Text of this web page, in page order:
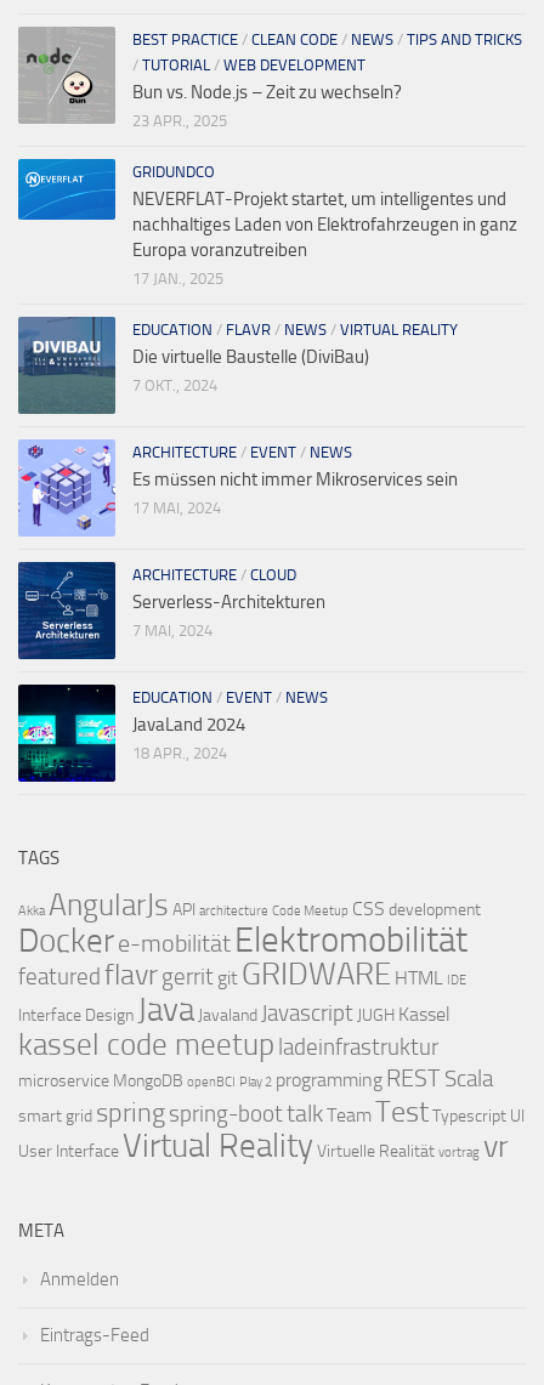
BEST PRACTICE / CLEAN CODE / NEWS / TIPS AND TRICKS
/ TUTORIAL / WEB DEVELOPMENT
Bun vs. Node.js – Zeit zu wechseln?
23 APR., 2025
GRIDUNDCO
NEVERFLAT-Projekt startet, um intelligentes und
nachhaltiges Laden von Elektrofahrzeugen in ganz
Europa voranzutreiben
17 JAN., 2025
EDUCATION / FLAVR / NEWS / VIRTUAL REALITY
Die virtuelle Baustelle (DiviBau)
7 OKT., 2024
ARCHITECTURE / EVENT / NEWS
Es müssen nicht immer Mikroservices sein
17 MAI, 2024
ARCHITECTURE / CLOUD
Serverless-Architekturen
7 MAI, 2024
EDUCATION / EVENT / NEWS
JavaLand 2024
18 APR., 2024
TAGS
Akka AngularJs API architecture Code Meetup CSS development
Dockere-mobilität Elektromobilität
featured flavrgerrit git GRIDWARE HTML IDE
Interface Design Java Javaland Javascript JUGH Kassel
kassel code meetup ladeinfrastruktur
microservice MongoDB openBCI Play 2 programming RESTScala
smart grid springspring-boottalkTeamTestTypescript UI
User Interface Virtual Reality Virtuelle Realität vortrag vr
META
Anmelden
Eintrags-Feed